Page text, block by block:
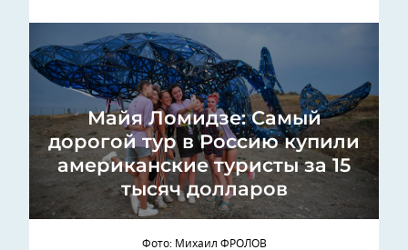
Майя Ломидзе: Самый
дорогой тур в Россию купили
американские туристы за 15
тысяч долларов
Фото: Михаил ФРОЛОВ